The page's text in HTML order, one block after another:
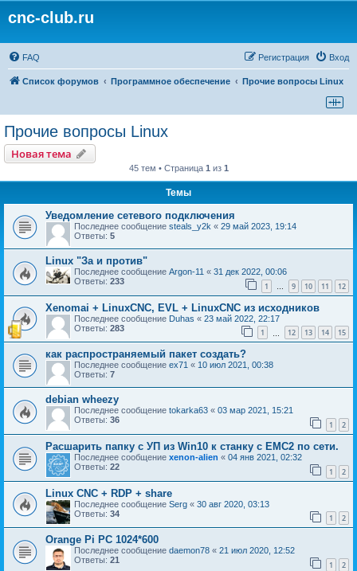
cnc-club.ru
FAQ Вход
Регистрация
Список форумов Программное обеспечение Прочие вопросы Linux
Прочие вопросы Linux
Новая тема
45 тем • Страница 1 из 1
Темы
Уведомление сетевого подключения
Последнее сообщение steals_y2k « 29 май 2023, 19:14
Ответы: 5
Linux "За и против"
Последнее сообщение Argon-11 « 31 дек 2022, 00:06
Ответы: 233 1 … 9 10 11 12
Xenomai + LinuxCNC, EVL + LinuxCNC из исходников
Последнее сообщение Duhas « 23 май 2022, 22:17
Ответы: 283 1 12 13 14 15
как распространяемый пакет создать?
Последнее сообщение ex71 « 10 июл 2021, 00:38
Ответы: 7
debian wheezy
Последнее сообщение tokarka63 « 03 мар 2021, 15:21
Ответы: 36 1 2
Расшарить папку с УП из Win10 к станку с EMC2 по сети.
Последнее сообщение xenon-alien « 04 янв 2021, 02:32
Ответы: 22 1 2
Linux CNC + RDP + share
Последнее сообщение Serg « 30 авг 2020, 03:13
Ответы: 34 1 2
Orange Pi PC 1024*600
Последнее сообщение daemon78 « 21 июл 2020, 12:52
Ответы: 21 1 2